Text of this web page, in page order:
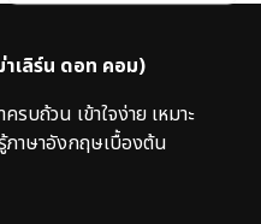
เลิร์น ดอท คอม)
บถ้วน เข้าใจง่าย เหมาะ
ภาษาอังกฤษเบื้องต้น